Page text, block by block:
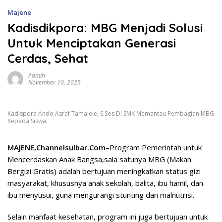
Majene
Kadisdikpora: MBG Menjadi Solusi
Untuk Menciptakan Generasi
Cerdas, Sehat
Admin
November 10, 2025
Kadispora Ando Asraf Tamalele, S.Sos Di SMK Memantau Pembagian MBG
Kepada Siswa.
MAJENE,Channelsulbar.Com–Program Pemerintah untuk
Mencerdaskan Anak Bangsa,sala satunya MBG (Makan
Bergizi Gratis) adalah bertujuan meningkatkan status gizi
masyarakat, khususnya anak sekolah, balita, ibu hamil, dan
ibu menyusui, guna mengurangi stunting dan malnutrisi.
Selain manfaat kesehatan, program ini juga bertujuan untuk